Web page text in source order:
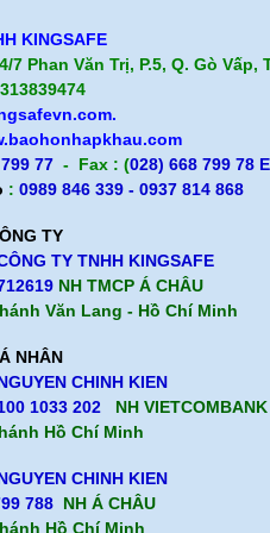
KINGSAFE
7 Phan Văn Trị, P.5, Q. Gò Vấp,
77 - Fax : (028) 668 799 78
: 0989 846 339 - 0937 814 868
TY
TY TNHH KINGSAFE
NH TMCP Á CHÂU
Văn Lang - Hồ Chí Minh
NHÂN
CHINH KIEN
1033 202
NH VIETCOMBANK
Hồ Chí Minh
CHINH KIEN
788 NH Á CHÂU
Hồ Chí Minh